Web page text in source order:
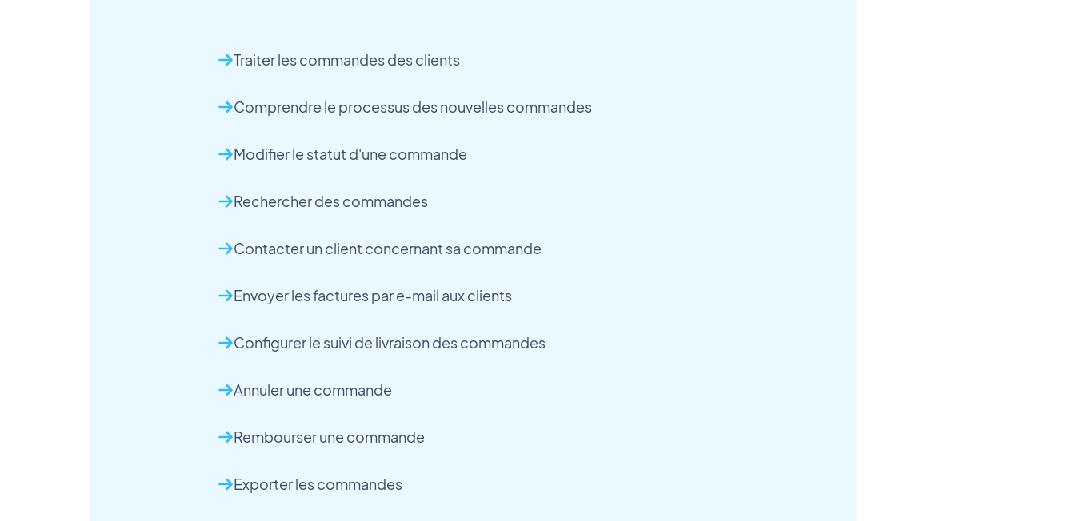
Traiter les commandes des clients
Comprendre le processus des nouvelles commandes
Modifier le statut d'une commande
Rechercher des commandes
Contacter un client concernant sa commande
Envoyer les factures par e-mail aux clients
Configurer le suivi de livraison des commandes
Annuler une commande
Rembourser une commande
Exporter les commandes